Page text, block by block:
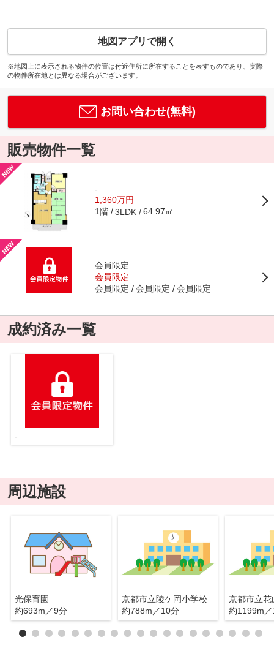
地図アプリで開く
※地図上に表示される物件の位置は付近住所に所在することを表すものであり、実際
の物件所在地とは異なる場合がございます。
お問い合わせ(無料)
販売物件一覧
-
1,360万円
1階 3LDK 64.97㎡
会員限定
会員限定
会員限定
会員限定 会員限定
成約済み一覧
-
周辺施設
光保育園
約693m／9分
京都市立陵ケ岡小学校
約788m／10分
京都市立花
約1199m